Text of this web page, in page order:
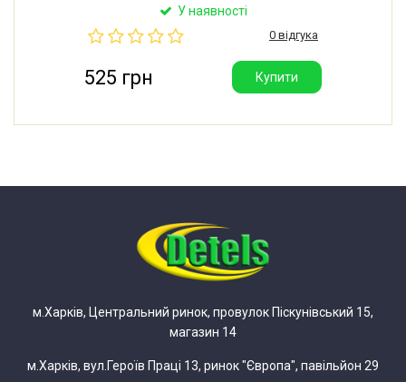
капіляра: 900 мм. Діаметр капіляра: 1,7 мм. Відстань
Виробник: Китай.
У наявності
0 відгука
525 грн Купити
м.Харків, Центральний ринок, провулок Піскунівський 15,
магазин 14
м.Харків, вул.Героїв Праці 13, ринок "Європа", павільйон 29